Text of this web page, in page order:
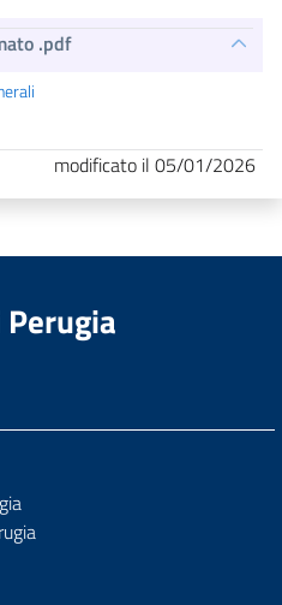
.pdf
modificato il 05/01/2026